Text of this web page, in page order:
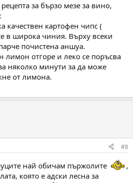
за бързо мезе за вино,
качествен картофен чипс (
в широка чиния. Върху всеки
почистена аншуа.
лимон отгоре и леко се поръсва
няколко минути за да може
от лимона.
#8
най обичам пържолите
,
която е адски лесна за